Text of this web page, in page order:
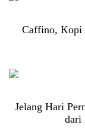
Caffino, Kopi
Jelang Hari
dari